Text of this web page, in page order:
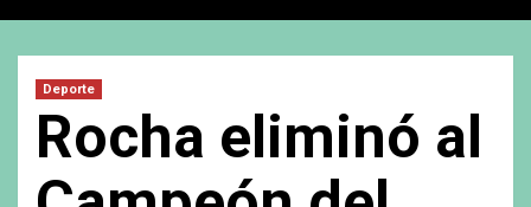
Deporte
Rocha eliminó al